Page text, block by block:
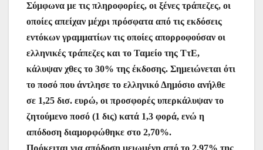
Σύμφωνα με τις πληροφορίες, οι ξένες τράπεζες, οι
οποίες απείχαν μέχρι πρόσφατα από τις εκδόσεις
εντόκων γραμματίων τις οποίες απορροφούσαν οι
ελληνικές τράπεζες και το Ταμείο της ΤτΕ,
κάλυψαν χθες το 30% της έκδοσης. Σημειώνεται ότι
το ποσό που άντλησε το ελληνικό Δημόσιο ανήλθε
σε 1,25 δισ. ευρώ, οι προσφορές υπερκάλυψαν το
ζητούμενο ποσό (1 δις) κατά 1,3 φορά, ενώ η
απόδοση διαμορφώθηκε στο 2,70%.